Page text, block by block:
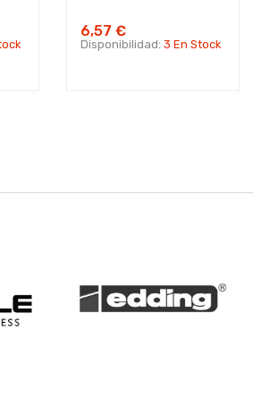
6,57 €
Disponibilidad: 3 En Stock